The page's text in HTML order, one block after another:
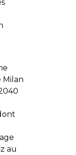
Milan
au